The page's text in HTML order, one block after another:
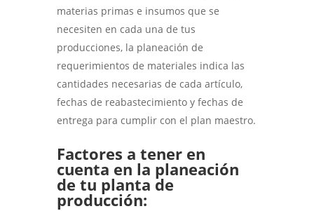
materias primas e insumos que se
necesiten en cada una de tus
producciones, la planeación de
requerimientos de materiales indica las
cantidades necesarias de cada artículo,
fechas de reabastecimiento y fechas de
entrega para cumplir con el plan maestro.
Factores a tener en
cuenta en la planeación
de tu planta de
producción: